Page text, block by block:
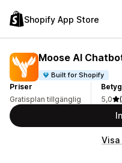
Shopify App Store
Moose AI
Built for Shopify
Priser
Gratisplan tillgänglig
Betyg
5,0